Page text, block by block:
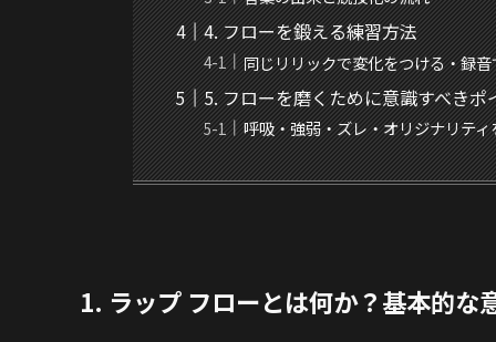
4. フローを鍛える練習方法
同じリリックで変化をつける・録
5. フローを磨くために意識すべきポ
呼吸・強弱・ズレ・オリジナリテ
1. ラップ フローとは何か？基本的な